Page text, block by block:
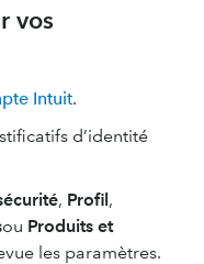
vos
Intuit.
d’identité
, Profil,
ou Produits et
les paramètres.